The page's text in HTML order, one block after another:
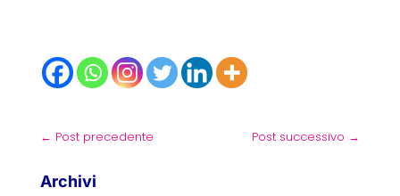
← Post precedente Post successivo →
Archivi